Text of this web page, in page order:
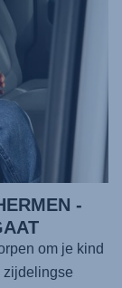
-
om je kind
zijdelingse